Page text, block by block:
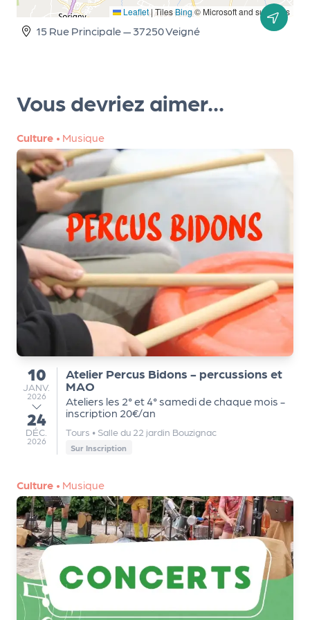
Leaflet|TilesBing© Microsoft and suppliers
15 Rue Principale — 37250 Veigné
Vous devriez aimer...
Culture • Musique
du
10
JANVIER
JANV.
2026
au
24
DÉCEMBRE
DÉC.
2026
Atelier Percus Bidons - percussions et
MAO
Ateliers les 2° et 4° samedi de chaque mois -
inscription 20€/an
Tours • Salle du 22 jardin Bouzignac
Sur Inscription
Culture • Musique
PR
N
os
se
rvi
ce
s
L
e
it
d
e
l'
o
g
n
i
s
a
t
e